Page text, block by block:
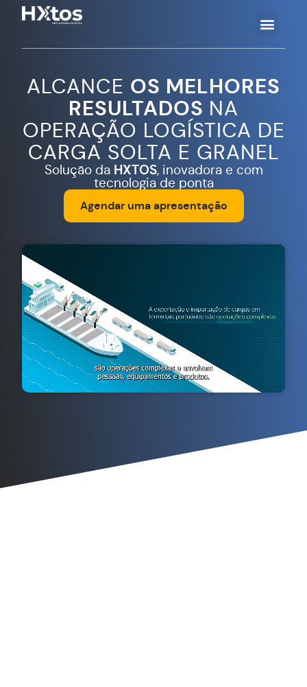
ALCANCE OS MELHORES
RESULTADOS NA
OPERAÇÃO LOGÍSTICA DE
CARGA SOLTA E GRANEL
Solução daHXTOS, inovadora e com
tecnologia de ponta
Agendar uma apresentação